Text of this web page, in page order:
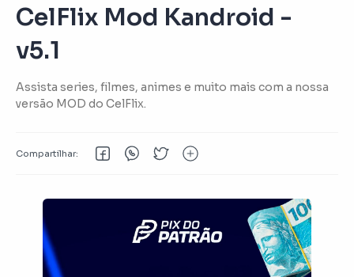
CelFlix Mod Kandroid -
v5.1
Assista series, filmes, animes e muito mais com a nossa
versão MOD do CelFlix.